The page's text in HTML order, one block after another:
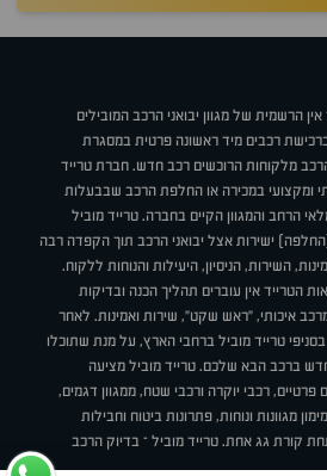
הרשמית של מגוון יבואני הרכב המובילים
רכבים מיד ראשונה פרטית במסגרת
הרכב מלקוחות הרוכשים רכב חדש. חברת טרייד
ומקצועי במכירה או החלפת הרכב שבבעלות
הרחב והמגוון הקיים בחברה. טרייד מוביל
ישירות אצל יבואני הרכב תוך הקפדה רבה
השירות, הניסיון, היעילות והנוחות ללקוח.
הטרייד אין עוברים תהליך הכנה ובדיקות
מרכב איכותי, "ראש שקט", שירות ואמינות. לאחר
טרייד מוביל ברחבי הארץ, על מנת שתוכלו
ברכב הבא שלכם. טרייד מוביל מציעה
פרטיים, רכבי יוקרה ורכבי שטח, ממגוון דגמים,
מגוונות ונוחות, פתרונות ביטוח וחבילות
קורת גג אחת. טרייד מוביל – בדיוק הרכב